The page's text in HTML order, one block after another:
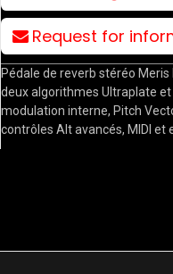
Request for
Pédale de reverb stéréo Meris
deux algorithmes Ultraplate
modulation interne, Pitch
contrôles Alt avancés, MIDI et